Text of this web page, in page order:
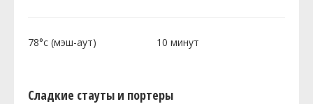
78°c (мэш-аут) 10 минут
Сладкие стауты и портеры